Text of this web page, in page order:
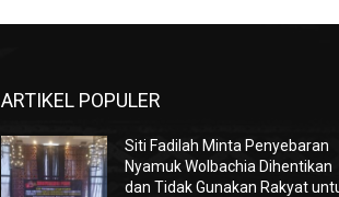
ARTIKEL POPULER
Siti Fadilah Minta Penyebaran
Nyamuk Wolbachia Dihentikan
dan Tidak Gunakan Rakyat